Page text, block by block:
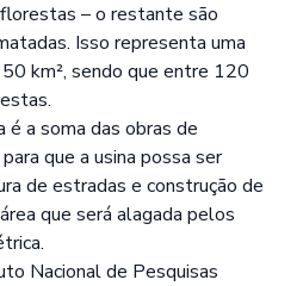
– o restante são
Isso representa uma
km², sendo que entre 120
é a soma das obras de
que a usina possa ser
de estradas e construção de
que será alagada pelos
Nacional de Pesquisas